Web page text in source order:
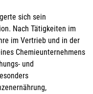
sich sein
Nach Tätigkeiten im
im Vertrieb und in der
Chemieunternehmens
und